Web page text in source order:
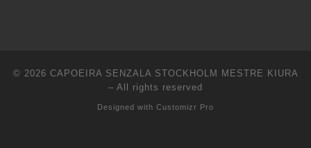
© 2026 CAPOEIRA SENZALA STOCKHOLM MESTRE KIURA
– All rights reserved
Designed with Customizr Pro